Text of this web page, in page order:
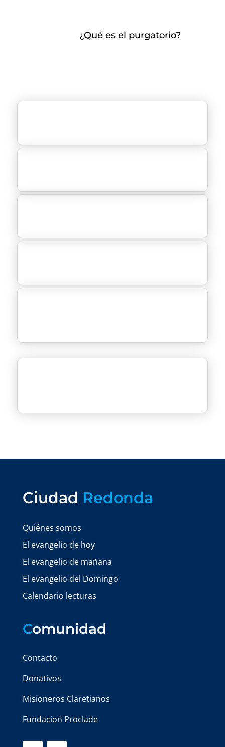
¿Qué es el purgatorio?
Ciudad Redonda
Quiénes somos
El evangelio de hoy
El evangelio de mañana
El evangelio del Domingo
Calendario lecturas
Comunidad
Contacto
Donativos
Misioneros Claretianos
Fundacion Proclade